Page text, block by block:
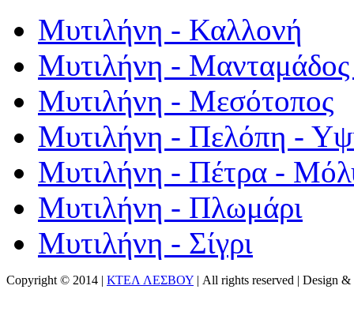
Μυτιλήνη - Καλλονή
Μυτιλήνη - Μανταμάδος
Μυτιλήνη - Μεσότοπος
Μυτιλήνη - Πελόπη -
Μυτιλήνη - Πέτρα -
Μυτιλήνη - Πλωμάρι
Μυτιλήνη - Σίγρι
Copyright © 2014 | ΚΤΕΛ ΛΕΣΒΟΥ | All rights reserved | Design &